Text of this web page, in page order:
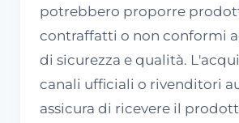
potrebbero proporre
contraffatti o non conformi
di sicurezza e qualità.
canali ufficiali o rivenditori
assicura di ricevere il